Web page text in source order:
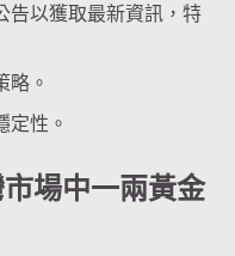
告以獲取最新資訊，特
略。
定性。
場中一兩黃金